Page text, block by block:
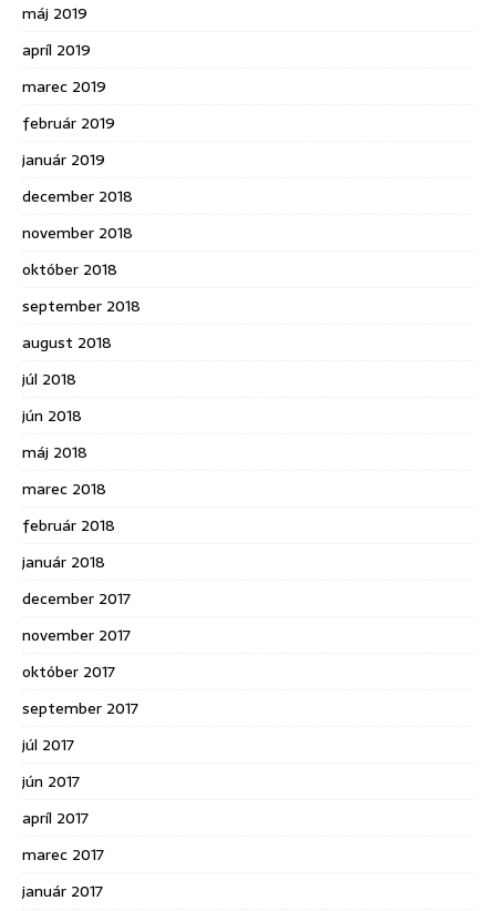
máj 2019
apríl 2019
marec 2019
február 2019
január 2019
december 2018
november 2018
október 2018
september 2018
august 2018
júl 2018
jún 2018
máj 2018
marec 2018
február 2018
január 2018
december 2017
november 2017
október 2017
september 2017
júl 2017
jún 2017
apríl 2017
marec 2017
január 2017